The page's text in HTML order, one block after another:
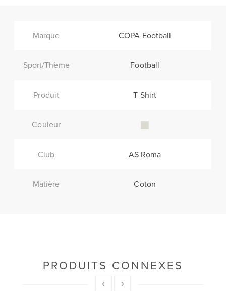
Marque COPA Football
Sport/Thème Football
Produit T-Shirt
Couleur
Club AS Roma
Matière Coton
PRODUITS CONNEXES